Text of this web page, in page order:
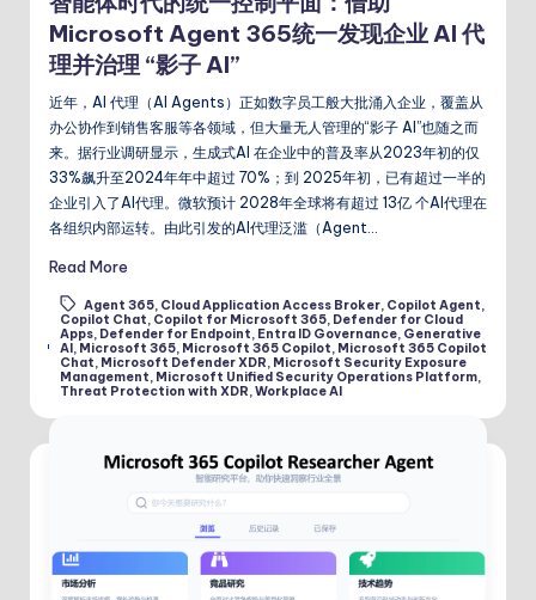
Microsoft Agent 365统一发现企业 AI 代
理并治理 “影子 AI”
近年，AI 代理（AI Agents）正如数字员工般大批涌入企业，覆盖从
办公协作到销售客服等各领域，但大量无人管理的“影子 AI”也随之而
来。据行业调研显示，生成式AI 在企业中的普及率从2023年初的仅
33%飙升至2024年年中超过 70%；到 2025年初，已有超过一半的
企业引入了AI代理。微软预计 2028年全球将有超过 13亿 个AI代理在
各组织内部运转。由此引发的AI代理泛滥（Agent…
Read More
Tags:
Agent 365, Cloud Application Access Broker, Copilot Agent,
Copilot Chat, Copilot for Microsoft 365, Defender for Cloud
Apps, Defender for Endpoint, Entra ID Governance, Generative
AI, Microsoft 365, Microsoft 365 Copilot, Microsoft 365 Copilot
Chat, Microsoft Defender XDR, Microsoft Security Exposure
Management, Microsoft Unified Security Operations Platform,
Threat Protection with XDR,Workplace AI